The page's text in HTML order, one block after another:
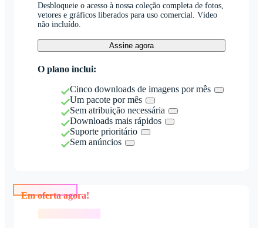
Desbloqueie o acesso à nossa coleção completa de fotos,
vetores e gráficos liberados para uso comercial. Vídeo
não incluído.
Assine agora
O plano inclui:
Cinco downloads de imagens por mês
Um pacote por mês
Sem atribuição necessária
Downloads mais rápidos
Suporte prioritário
Sem anúncios